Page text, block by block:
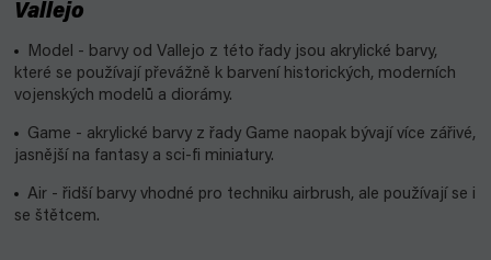
Vallejo
Model - barvy od Vallejo z této řady jsou akrylické barvy,
které se používají převážně k barvení historických, moderních
vojenských modelů a diorámy.
Game - akrylické barvy z řady Game naopak bývají více zářivé,
jasnější na fantasy a sci-fi miniatury.
Air - řidší barvy vhodné pro techniku airbrush, ale používají se i
se štětcem.